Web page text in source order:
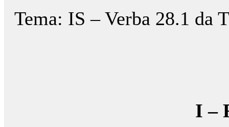
Tema: IS – Verba 28.1 da
I –